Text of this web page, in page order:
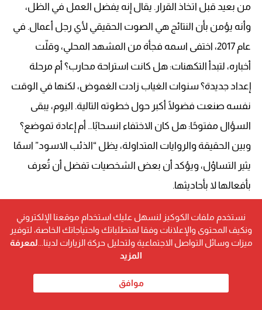
من بعيد قبل اتخاذ القرار. يقال إنه يفضل العمل في الظل،
وأنه يؤمن بأن النتائج هي الصوت الحقيقي لأي رجل أعمال. في
عام 2017، اختفى اسمه فجأة من المشهد المحلي، وقلّت
أخباره، لتبدأ التكهنات: هل كانت استراحة محارب؟ أم مرحلة
إعداد جديدة؟ سنوات الغياب زادت الغموض، لكنها في الوقت
نفسه صنعت فضولًا أكبر حول خطوته التالية. اليوم، يبقى
السؤال مفتوحًا: هل كان الاختفاء انسحابًا… أم إعادة تموضع؟
وبين الحقيقة والروايات المتداولة، يظل “الذئب الاسود” اسمًا
يثير التساؤل، ويؤكد أن بعض الشخصيات تفضل أن تُعرف
بأفعالها لا بأحاديثها.
نستخدم ملفات الكوكيز لنسهل عليك استخدام موقعنا الإلكتروني
ونكيف المحتوى والإعلانات وفقا لمتطلباتك واحتياجاتك الخاصة، لتوفير
ميزات وسائل التواصل الاجتماعية ولتحليل حركة الزيارات لدينا... لمعرفة
المزيد
موافق